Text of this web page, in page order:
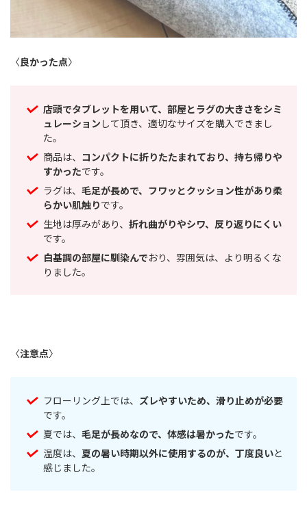
〈良かった点〉
店頭でタブレットを用いて、部屋とラグの大きさをシミ
ュレーション して頂き、適切なサイズを購入できまし
た。
商品は、 コンパクトに折りたたまれており、持ち帰りや
すかったです。
ラグは、 毛足が長めで、フワッとクッション性があり柔
らかい肌触りです。
生地は厚みがあり、 折れ曲がりやシワ、反り返りにくい
です。
白基調の部屋に馴染んでおり、雰囲気は、より明るくな
りました。
〈注意点〉
フローリング上では、 ズレやすいため、滑り止めが必要
です。
夏では、 毛足が長めなので、体感は暑かったです。
温度は、 夏の暑い時期以外に使用するのが、丁度良いと
感じました。